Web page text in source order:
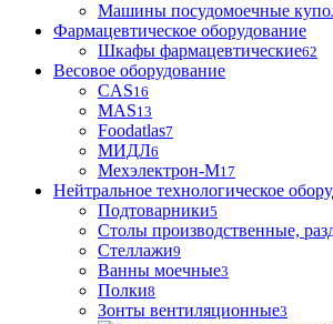
Машины посудомоечные
Фармацевтическое оборудование
Шкафы фармацевтические62
Весовое оборудование
CAS16
MAS13
Foodatlas7
МИДЛ6
Мехэлектрон-М17
Нейтральное технологическое
Подтоварники5
Столы производственные,
Стеллажи9
Ванны моечные3
Полки8
Зонты вентиляционные3